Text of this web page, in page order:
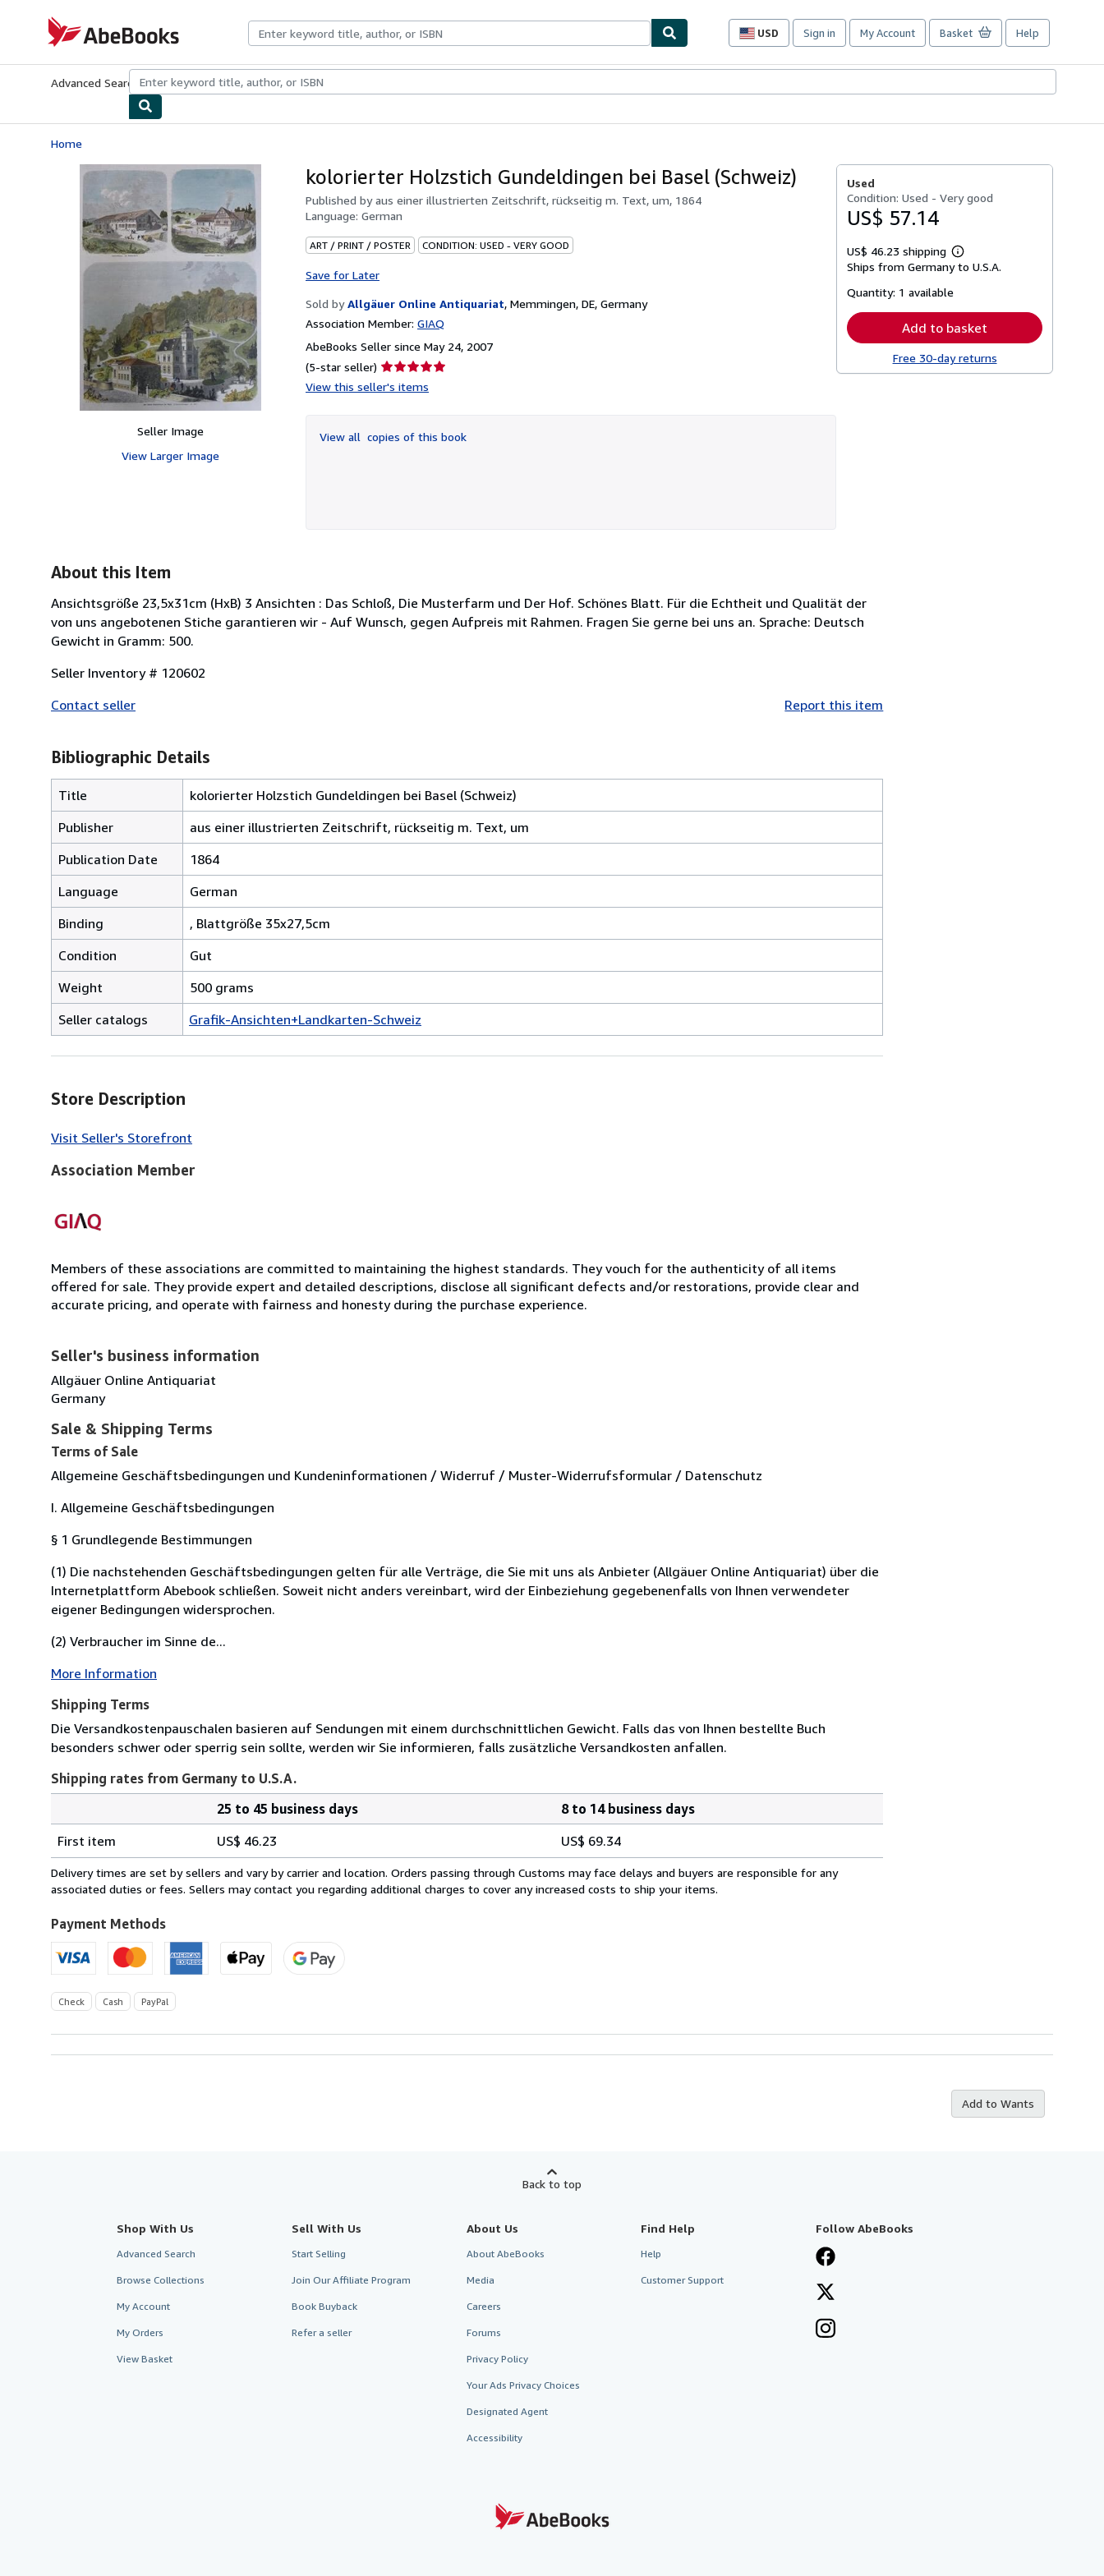
AbeBooks.com
USD
Site
preferences
Sign in My Account Basket Help
Advanced Search Browse CollectionsRare BooksArt & Collectibles
Home
Seller Image
View Larger Image
kolorierter Holzstich Gundeldingen bei Basel (Schweiz)
Published byaus einer illustrierten Zeitschrift, rückseitig m. Text, um, 1864
Language: German
ART / PRINT / POSTER CONDITION: USED - VERY GOOD
Save for Later
Sold by Allgäuer Online Antiquariat, Memmingen, DE, Germany
Association Member: GIAQ
AbeBooks Seller since May 24, 2007
(5-star seller) Seller
rating
of
5
View this seller's items
View all copies of this book
Used
Condition: Used - Very good
US$ 57.14
US$ 46.23 shipping
Learn
more
Ships from Germany to U.S.A.
Quantity: 1 available
Add to basket
Free 30-day returns
About this Item
Ansichtsgröße 23,5x31cm (HxB) 3 Ansichten : Das Schloß, Die Musterfarm und Der Hof. Schönes Blatt. Für die Echtheit und Qualität der
von uns angebotenen Stiche garantieren wir - Auf Wunsch, gegen Aufpreis mit Rahmen. Fragen Sie gerne bei uns an. Sprache: Deutsch
Gewicht in Gramm: 500.
Seller Inventory # 120602
Contact seller
Report this item
Bibliographic Details
Title
kolorierter Holzstich Gundeldingen bei Basel (Schweiz)
Publisher
aus einer illustrierten Zeitschrift, rückseitig m. Text, um
Publication Date
1864
Language
German
Binding
, Blattgröße 35x27,5cm
Condition
Gut
Weight
500 grams
Seller catalogs
Grafik-Ansichten+Landkarten-Schweiz
Store Description
Visit Seller's Storefront
Association Member
Members of these associations are committed to maintaining the highest standards. They vouch for the authenticity of all items
offered for sale. They provide expert and detailed descriptions, disclose all significant defects and/or restorations, provide clear and
accurate pricing, and operate with fairness and honesty during the purchase experience.
Seller's business information
Allgäuer Online Antiquariat
Germany
Sale & Shipping Terms
Terms of Sale
Allgemeine Geschäftsbedingungen und Kundeninformationen / Widerruf / Muster-Widerrufsformular / Datenschutz
I. Allgemeine Geschäftsbedingungen
§ 1 Grundlegende Bestimmungen
(1) Die nachstehenden Geschäftsbedingungen gelten für alle Verträge, die Sie mit uns als Anbieter (Allgäuer Online Antiquariat) über die
Internetplattform Abebook schließen. Soweit nicht anders vereinbart, wird der Einbeziehung gegebenenfalls von Ihnen verwendeter
eigener Bedingungen widersprochen.
(2) Verbraucher im Sinne de...
More Information
Shipping Terms
Die Versandkostenpauschalen basieren auf Sendungen mit einem durchschnittlichen Gewicht. Falls das von Ihnen bestellte Buch
besonders schwer oder sperrig sein sollte, werden wir Sie informieren, falls zusätzliche Versandkosten anfallen.
Shipping rates from Germany to U.S.A.
rates
from
Germany
U.S.A.
25 to 45 business days
8 to 14 business days
First item
US$ 46.23 US$ 69.34
Delivery times are set by sellers and vary by carrier and location. Orders passing through Customs may face delays and buyers are responsible for any
associated duties or fees. Sellers may contact you regarding additional charges to cover any increased costs to ship your items.
Payment Methods
Check Cash PayPal
Add to Wants
Back to top
Shop With Us
Advanced Search
Browse Collections
My Account
My Orders
View Basket
Sell With Us
Start Selling
Join Our Affiliate Program
Book Buyback
Refer a seller
About Us
About AbeBooks
Media
Careers
Forums
Privacy Policy
Your Ads Privacy Choices
Designated Agent
Accessibility
Find Help
Help
Customer Support
Follow AbeBooks